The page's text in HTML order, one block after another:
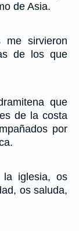
de Asia.
me sirvieron
de los que
que
de la costa
por
iglesia, os
os saluda,